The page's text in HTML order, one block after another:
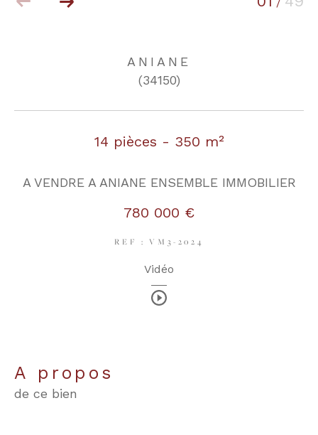
/
ANIANE
(34150)
14 pièces - 350 m²
A VENDRE A ANIANE ENSEMBLE IMMOBILIER
780 000 €
REF : VM3-2024
Vidéo
a propos
de ce bien
RECHERCHER